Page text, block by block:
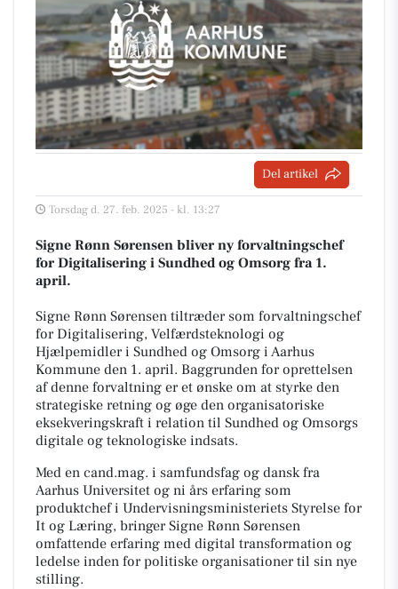
Del artikel
Torsdag d. 27. feb. 2025 - kl. 13:27
Signe Rønn Sørensen bliver ny forvaltningschef
for Digitalisering i Sundhed og Omsorg fra 1.
april.
Signe Rønn Sørensen tiltræder som forvaltningschef
for Digitalisering, Velfærdsteknologi og
Hjælpemidler i Sundhed og Omsorg i Aarhus
Kommune den 1. april. Baggrunden for oprettelsen
af denne forvaltning er et ønske om at styrke den
strategiske retning og øge den organisatoriske
eksekveringskraft i relation til Sundhed og Omsorgs
digitale og teknologiske indsats.
Med en cand.mag. i samfundsfag og dansk fra
Aarhus Universitet og ni års erfaring som
produktchef i Undervisningsministeriets Styrelse for
It og Læring, bringer Signe Rønn Sørensen
omfattende erfaring med digital transformation og
ledelse inden for politiske organisationer til sin nye
stilling.